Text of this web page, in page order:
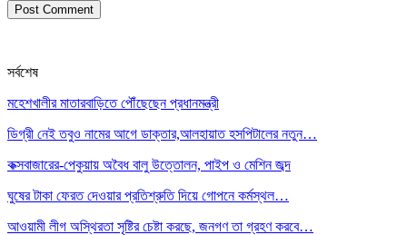
সর্বশেষ
মহেশখালীর মাতারবাড়িতে পৌঁছেছেন প্রধানমন্ত্রী
ডিগ্রী নেই তবুও নামের আগে ডাক্তার,আলহায়াত হসপিটালের নতুন…
কক্সবাজারের-পেকুয়ায় অবৈধ বালু উত্তোলন, পাইপ ও মেশিন জব্দ
ঘুষের টাকা ফেরত দেওয়ার প্রতিশ্রুতি দিয়ে গোপনে কর্মস্থল…
আওয়ামী লীগ অস্থিরতা সৃষ্টির চেষ্টা করছে, জনগণ তা গ্রহণ করবে…